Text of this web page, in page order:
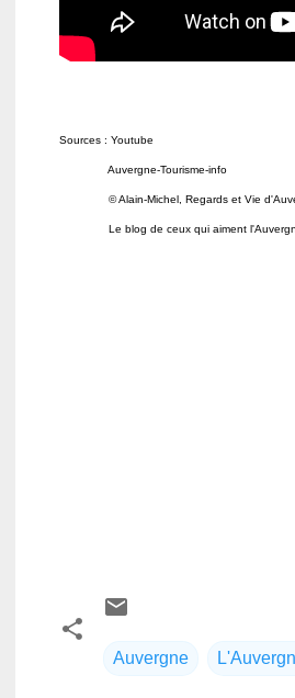
Sources : Youtube
Auvergne-Tourisme-info
© Alain-Michel, Regards et Vie
Le blog de ceux qui aiment l'Auvergne,
Auvergne